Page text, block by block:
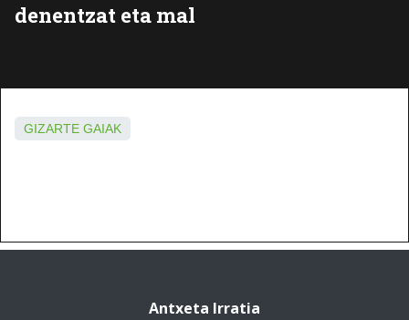
denentzat eta mal
GIZARTE GAIAK
Antxeta Irratia